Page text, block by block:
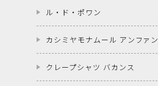
ル・ド・ポワン
カシミヤモナムール アンファン
クレープシャツ バカンス